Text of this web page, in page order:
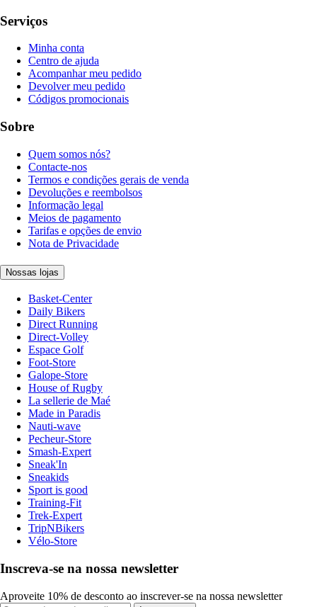
Serviços
Minha conta
Centro de ajuda
Acompanhar meu pedido
Devolver meu pedido
Códigos promocionais
Sobre
Quem somos nós?
Contacte-nos
Termos e condições gerais de venda
Devoluções e reembolsos
Informação legal
Meios de pagamento
Tarifas e opções de envio
Nota de Privacidade
Nossas lojas
Basket-Center
Daily Bikers
Direct Running
Direct-Volley
Espace Golf
Foot-Store
Galope-Store
House of Rugby
La sellerie de Maé
Made in Paradis
Nauti-wave
Pecheur-Store
Smash-Expert
Sneak'In
Sneakids
Sport is good
Training-Fit
Trek-Expert
TripNBikers
Vélo-Store
Inscreva-se na nossa newsletter
Aproveite 10% de desconto ao inscrever-se na nossa newsletter